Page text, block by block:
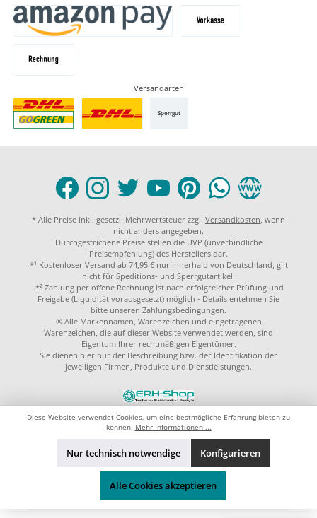
Versandarten
Sperrgut
* Alle Preise inkl. gesetzl. Mehrwertsteuer zzgl. Versandkosten , wenn
nicht anders angegeben.
Durchgestrichene Preise stellen die UVP (unverbindliche
Preisempfehlung) des Herstellers dar.
*¹ Kostenloser Versand ab 74,95 € nur innerhalb von Deutschland, gilt
nicht für Speditions- und Sperrgutartikel.
.*² Zahlung per offene Rechnung ist nach erfolgreicher Prüfung und
Freigabe (Liquidität vorausgesetzt) möglich - Details entehmen Sie
bitte unseren Zahlungsbedingungen.
® Alle Markennamen, Warenzeichen und eingetragenen
Warenzeichen, die auf dieser Website verwendet werden, sind
Eigentum Ihrer rechtmäßigen Eigentümer.
Sie dienen hier nur der Beschreibung bzw. der Identifikation der
jeweiligen Firmen, Produkte und Dienstleistungen.
Diese Website verwendet Cookies, um eine bestmögliche Erfahrung bieten zu
können. Mehr Informationen ...
Nur technisch notwendige Konfigurieren
Alle Cookies akzeptieren